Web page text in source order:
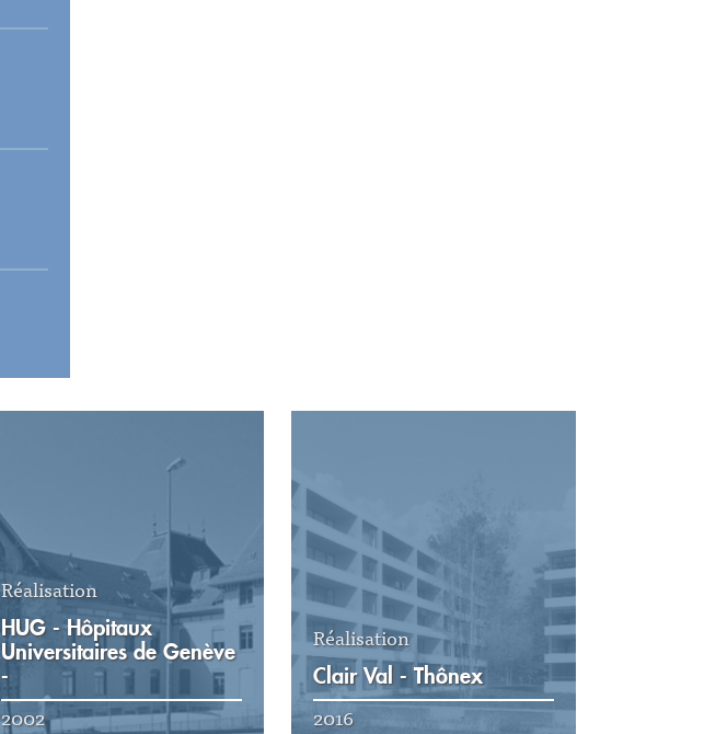
Réalisation
HUG - Hôpitaux
Universitaires de Genève
-
2002
Réalisation
Clair Val - Thônex
2016